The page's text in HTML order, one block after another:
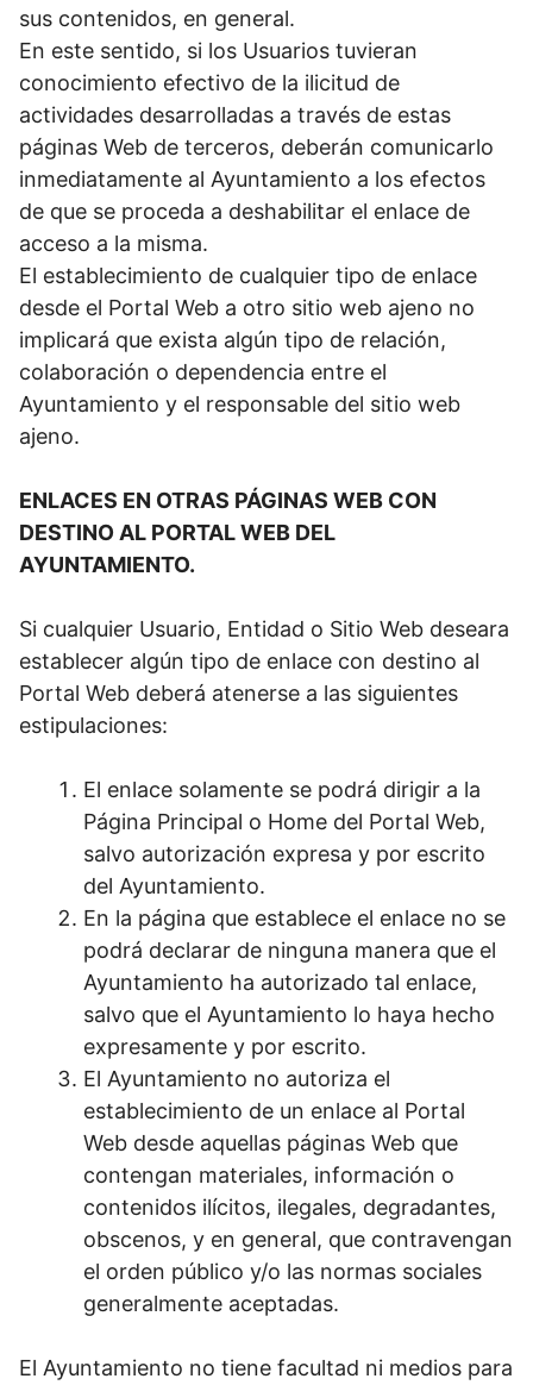
sus contenidos, en general.
En este sentido, si los Usuarios tuvieran
conocimiento efectivo de la ilicitud de
actividades desarrolladas a través de estas
páginas Web de terceros, deberán comunicarlo
inmediatamente al Ayuntamiento a los efectos
de que se proceda a deshabilitar el enlace de
acceso a la misma.
El establecimiento de cualquier tipo de enlace
desde el Portal Web a otro sitio web ajeno no
implicará que exista algún tipo de relación,
colaboración o dependencia entre el
Ayuntamiento y el responsable del sitio web
ajeno.
ENLACES EN OTRAS PÁGINAS WEB CON
DESTINO AL PORTAL WEB DEL
AYUNTAMIENTO.
Si cualquier Usuario, Entidad o Sitio Web deseara
establecer algún tipo de enlace con destino al
Portal Web deberá atenerse a las siguientes
estipulaciones:
El enlace solamente se podrá dirigir a la
Página Principal o Home del Portal Web,
salvo autorización expresa y por escrito
del Ayuntamiento.
En la página que establece el enlace no se
podrá declarar de ninguna manera que el
Ayuntamiento ha autorizado tal enlace,
salvo que el Ayuntamiento lo haya hecho
expresamente y por escrito.
El Ayuntamiento no autoriza el
establecimiento de un enlace al Portal
Web desde aquellas páginas Web que
contengan materiales, información o
contenidos ilícitos, ilegales, degradantes,
obscenos, y en general, que contravengan
el orden público y/o las normas sociales
generalmente aceptadas.
El Ayuntamiento no tiene facultad ni medios para